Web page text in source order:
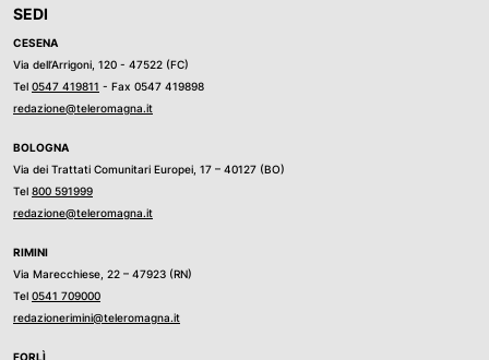
SEDI
CESENA
Via dell’Arrigoni, 120 - 47522 (FC)
Tel 0547 419811 - Fax 0547 419898
redazione@teleromagna.it
BOLOGNA
Via dei Trattati Comunitari Europei, 17 – 40127 (BO)
Tel 800 591999
redazione@teleromagna.it
RIMINI
Via Marecchiese, 22 – 47923 (RN)
Tel 0541 709000
redazionerimini@teleromagna.it
FORLÌ